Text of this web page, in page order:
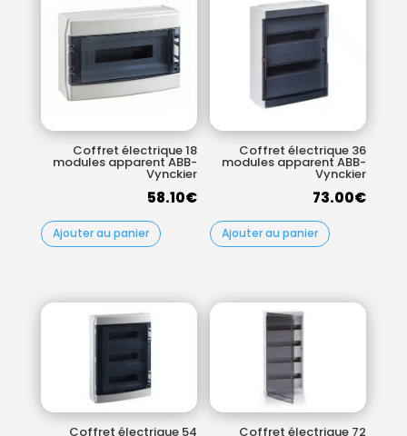
Coffret électrique 18
modules apparent ABB-
Vynckier
58.10€
Ajouter au panier
Coffret électrique 36
modules apparent ABB-
Vynckier
73.00€
Ajouter au panier
Coffret électrique 54 Coffret électrique 72